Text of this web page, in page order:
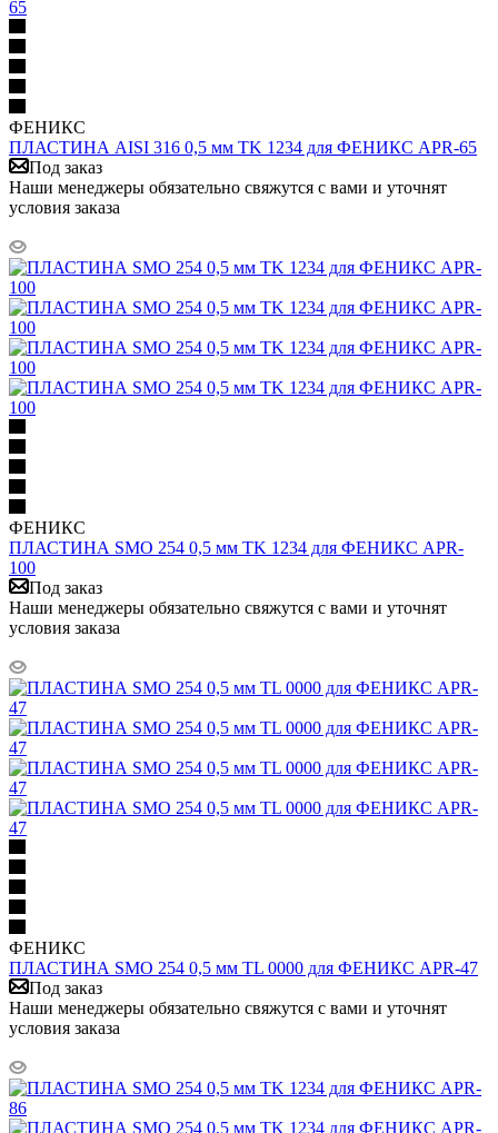
ФЕНИКС
ПЛАСТИНА AISI 316 0,5 мм TK 1234 для ФЕНИКС APR-65
Под заказ
Наши менеджеры обязательно свяжутся с вами и уточнят
условия заказа
ФЕНИКС
ПЛАСТИНА SMO 254 0,5 мм TK 1234 для ФЕНИКС APR-
100
Под заказ
Наши менеджеры обязательно свяжутся с вами и уточнят
условия заказа
ФЕНИКС
ПЛАСТИНА SMO 254 0,5 мм TL 0000 для ФЕНИКС APR-47
Под заказ
Наши менеджеры обязательно свяжутся с вами и уточнят
условия заказа